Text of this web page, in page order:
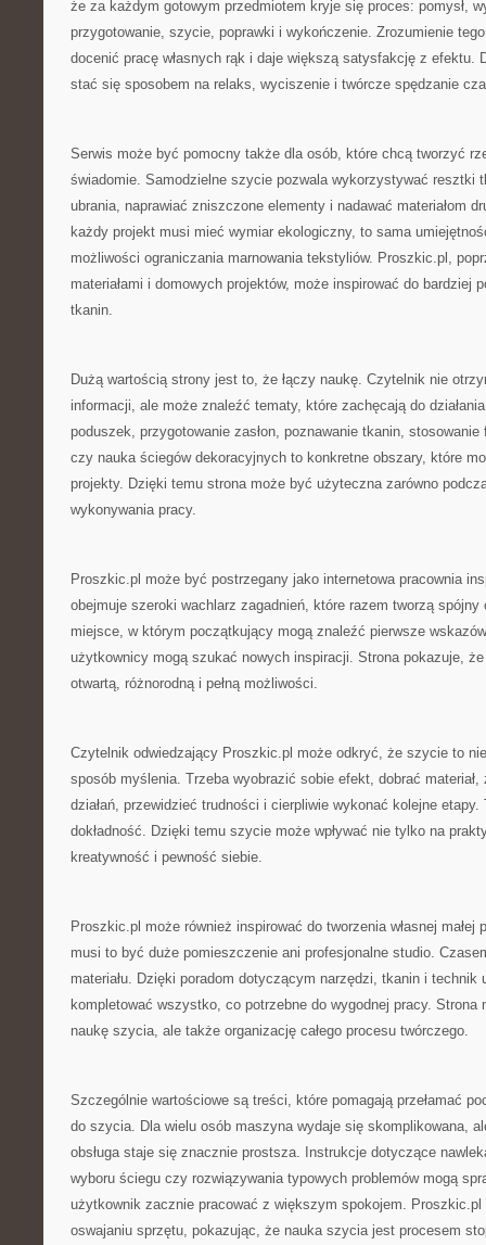
że za każdym gotowym przedmiotem kryje się proces: pomysł,
przygotowanie, szycie, poprawki i wykończenie. Zrozumienie
docenić pracę własnych rąk i daje większą satysfakcję z efektu.
stać się sposobem na relaks, wyciszenie i twórcze spędzanie
Serwis może być pomocny także dla osób, które chcą tworzyć
świadomie. Samodzielne szycie pozwala wykorzystywać resztki
ubrania, naprawiać zniszczone elementy i nadawać materiałom
każdy projekt musi mieć wymiar ekologiczny, to sama
możliwości ograniczania marnowania tekstyliów. Proszkic.pl,
materiałami i domowych projektów, może inspirować do bardziej
tkanin.
Dużą wartością strony jest to, że łączy naukę. Czytelnik nie
informacji, ale może znaleźć tematy, które zachęcają do
poduszek, przygotowanie zasłon, poznawanie tkanin,
czy nauka ściegów dekoracyjnych to konkretne obszary, które
projekty. Dzięki temu strona może być użyteczna zarówno
wykonywania pracy.
Proszkic.pl może być postrzegany jako internetowa pracownia
obejmuje szeroki wachlarz zagadnień, które razem tworzą
miejsce, w którym początkujący mogą znaleźć pierwsze
użytkownicy mogą szukać nowych inspiracji. Strona pokazuje,
otwartą, różnorodną i pełną możliwości.
Czytelnik odwiedzający Proszkic.pl może odkryć, że szycie to
sposób myślenia. Trzeba wyobrazić sobie efekt, dobrać materiał,
działań, przewidzieć trudności i cierpliwie wykonać kolejne
dokładność. Dzięki temu szycie może wpływać nie tylko na
kreatywność i pewność siebie.
Proszkic.pl może również inspirować do tworzenia własnej małej
musi to być duże pomieszczenie ani profesjonalne studio.
materiału. Dzięki poradom dotyczącym narzędzi, tkanin i technik
kompletować wszystko, co potrzebne do wygodnej pracy. Strona
naukę szycia, ale także organizację całego procesu twórczego.
Szczególnie wartościowe są treści, które pomagają przełamać
do szycia. Dla wielu osób maszyna wydaje się skomplikowana,
obsługa staje się znacznie prostsza. Instrukcje dotyczące
wyboru ściegu czy rozwiązywania typowych problemów mogą
użytkownik zacznie pracować z większym spokojem.
oswajaniu sprzętu, pokazując, że nauka szycia jest procesem